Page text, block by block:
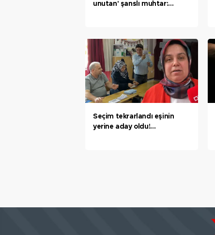
unutan' şanslı muhtar:
Seçim tekrarlandı eşinin
yerine aday oldu!